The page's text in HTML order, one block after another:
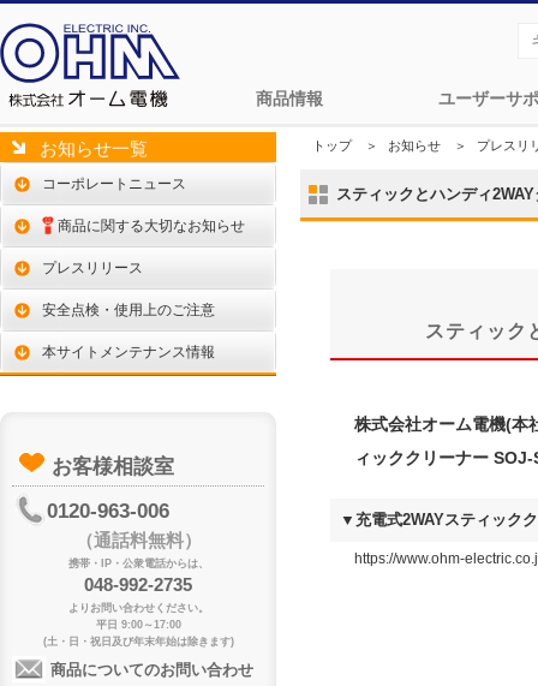
商品情報 ユーザーサ
お知らせ一覧
コーポレートニュース
商品に関する大切なお知らせ
プレスリリース
安全点検・使用上のご注意
本サイトメンテナンス情報
お客様相談室
0120-963-006
（通話料無料）
携帯・IP・公衆電話からは、
048-992-2735
よりお問い合わせください。
平日 9:00～17:00
(土・日・祝日及び年末年始は除きます)
商品についてのお問い合わせ
トップ＞ お知らせ ＞ プレスリ
スティックとハンディ
スティック
株式会社オーム電機(本
ィッククリーナー
▼充電式2WAYスティック
https://www.ohm-